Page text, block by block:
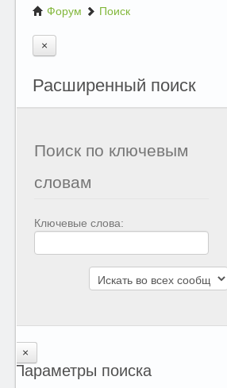
Форум Поиск
Расширенный поиск
Поиск по ключевым
словам
Ключевые слова:
Параметры поиска